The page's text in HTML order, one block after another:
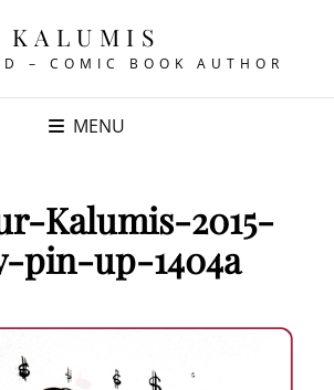
KALUMIS
– COMIC BOOK AUTHOR
MENU
Kalumis-2015-
pin-up-1404a